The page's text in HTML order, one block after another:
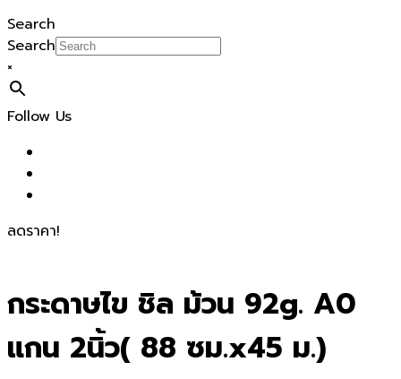
Search
Search
×
Follow Us
ลดราคา!
กระดาษไข ชิล ม้วน 92g. A0
แกน 2นิ้ว( 88 ซม.x45 ม.)